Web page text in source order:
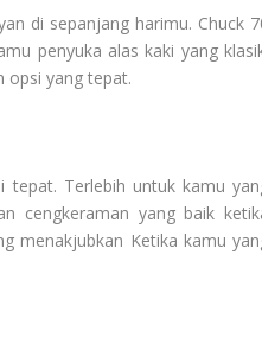
di sepanjang harimu. Chuck
penyuka alas kaki yang
opsi yang tepat.
tepat. Terlebih untuk kamu
cengkeraman yang baik
menakjubkan Ketika kamu